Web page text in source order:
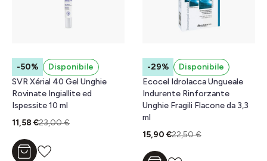
-50%
Disponibile
SVR Xérial 40 Gel Unghie
Rovinate Ingiallite ed
Ispessite 10 ml
11,58 €23,00 €
Aggiungi al carrello
-29%
Disponibile
Ecocel Idrolacca Ungueale
Indurente Rinforzante
Unghie Fragili Flacone da 3,3
ml
15,90 €22,50 €